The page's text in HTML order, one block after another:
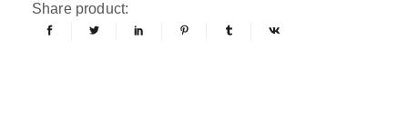
Share product: